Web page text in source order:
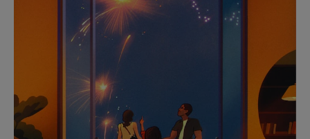
METTRE
PAUSE
RÉACTIVER
LE
SON